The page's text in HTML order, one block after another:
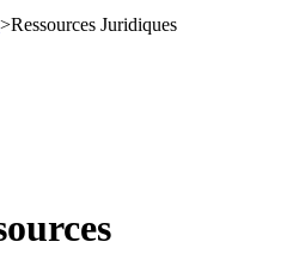
>Ressources Juridiques